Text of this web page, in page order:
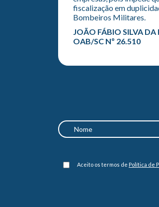
fiscalização em
Bombeiros Militares.
JOÃO FÁBIO SILVA
OAB/SC Nº 26.510
Aceito os termos de Política de